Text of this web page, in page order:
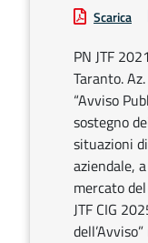
Scarica
PN JTF
Taranto.
“Avviso
sostegno
situazioni
aziendale,
mercato
JTF CIG